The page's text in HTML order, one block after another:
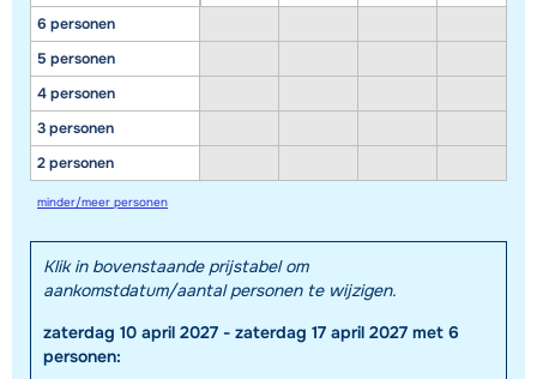
Toon alle accommodaties in dit gebied
6 personen
5 personen
4 personen
3 personen
2 personen
minder/meer personen
Klik in bovenstaande prijstabel om
aankomstdatum/aantal personen te wijzigen.
zaterdag 10 april 2027 - zaterdag 17 april 2027 met 6
personen: